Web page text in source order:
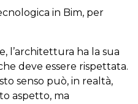
in Bim, per
l’architettura ha la sua
deve essere rispettata.
senso può, in realtà,
aspetto, ma